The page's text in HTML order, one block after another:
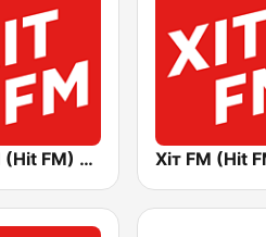
Хіт FM (Hit FM) - Top